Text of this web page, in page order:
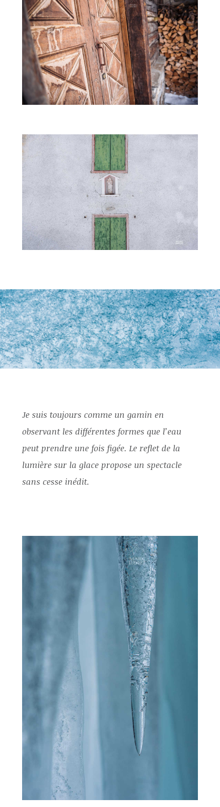
Je suis toujours comme un gamin en
observant les différentes formes que l’eau
peut prendre une fois figée. Le reflet de la
lumière sur la glace propose un spectacle
sans cesse inédit.